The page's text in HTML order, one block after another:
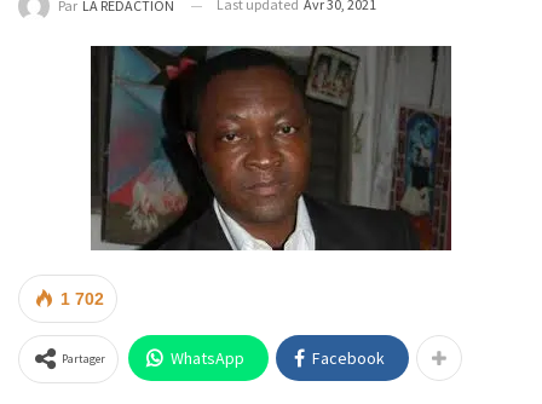
Par LA REDACTION Last updated Avr 30, 2021
1 702
Partager WhatsApp Facebook